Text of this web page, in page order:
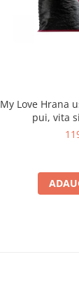
My Love Hrana
pui, vita